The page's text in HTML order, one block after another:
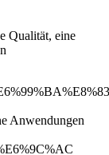
Qualität, eine
Anwendungen